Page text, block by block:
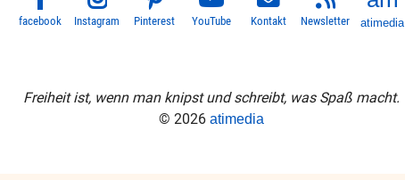
facebook Instagram Pinterest YouTube Kontakt Newsletter atimedia
Freiheit ist, wenn man knipst und schreibt, was Spaß macht.
© 2026 atimedia